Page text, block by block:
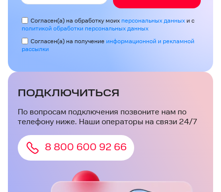
Согласен(а) на обработку моих персональных данных и с
политикой обработки персональных данных
Согласен(а) на получение информационной и рекламной
рассылки
ПОДКЛЮЧИТЬСЯ
По вопросам подключения позвоните нам по
телефону ниже. Наши операторы на связи 24/7
8 800 600 92 66